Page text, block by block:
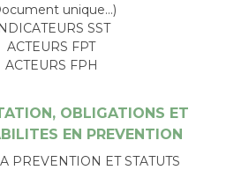
unique…)
SST
ACTEURS FPT
ACTEURS FPH
OBLIGATIONS ET
EN PREVENTION
PREVENTION ET STATUTS